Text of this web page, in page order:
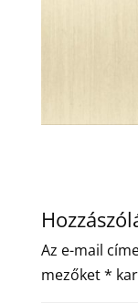
Az e-mail
mezőket*